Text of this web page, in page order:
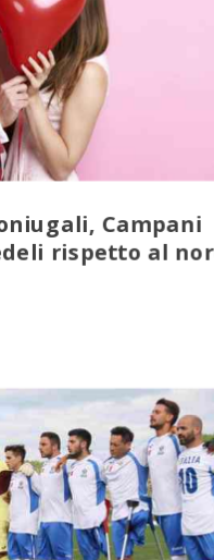
Campani
rispetto al